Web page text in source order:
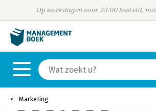
Op werkdagen voor 23:00 besteld,
Marketing